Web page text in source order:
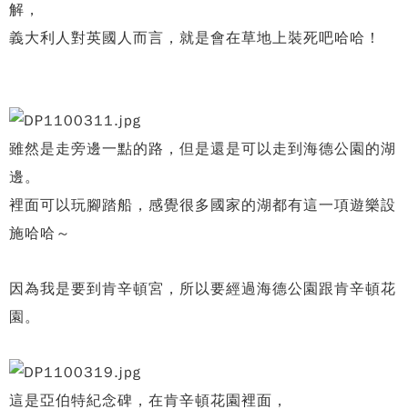
解，
義大利人對英國人而言，就是會在草地上裝死吧哈哈！
雖然是走旁邊一點的路，但是還是可以走到海德公園的湖
邊。
裡面可以玩腳踏船，感覺很多國家的湖都有這一項遊樂設
施哈哈～
因為我是要到肯辛頓宮，所以要經過海德公園跟肯辛頓花
園。
這是亞伯特紀念碑，在肯辛頓花園裡面，